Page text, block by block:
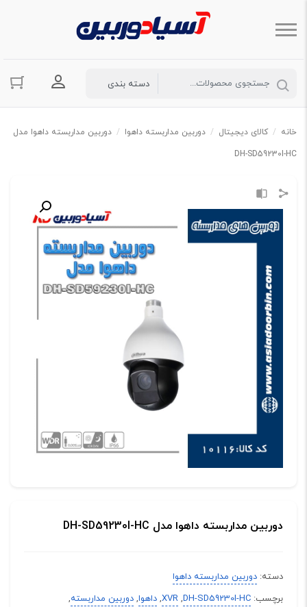
ورود به
خانه / کالای دیجیتال / دوربین مداربسته داهوا / دوربین مداربسته داهوا مدل
DH-SD59230I-HC
دوربین مداربسته داهوا مدل DH-SD59230I-HC
دسته: دوربین مداربسته داهوا
برچسب: DH-SD59230I-HC
,
XVR
, داهوا, دوربین مداربسته,